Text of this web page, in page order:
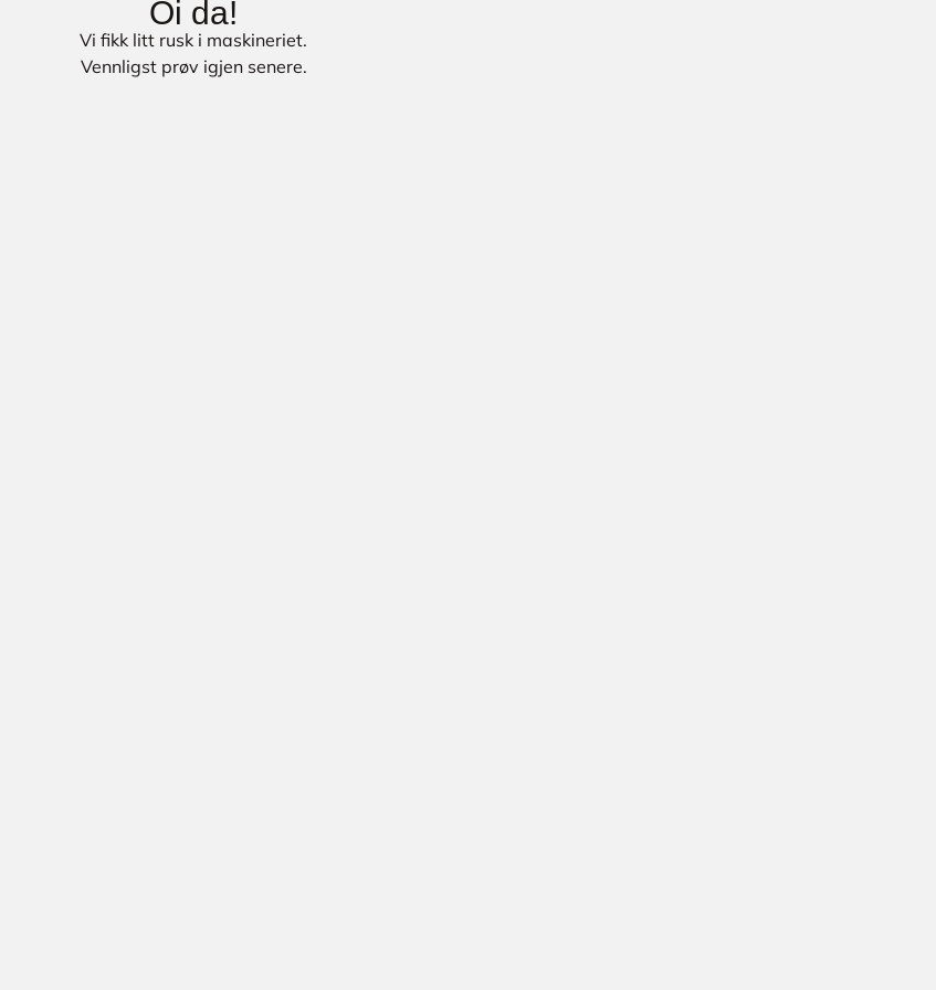
Oi da!
Vi fikk litt rusk i maskineriet.
Vennligst prøv igjen senere.